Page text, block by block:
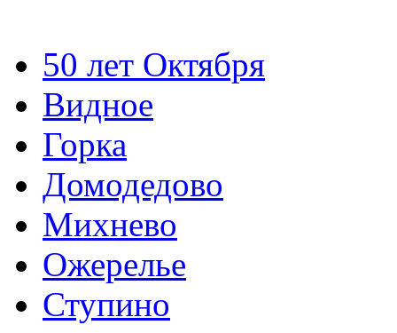
50 лет Октября
Видное
Горка
Домодедово
Михнево
Ожерелье
Ступино